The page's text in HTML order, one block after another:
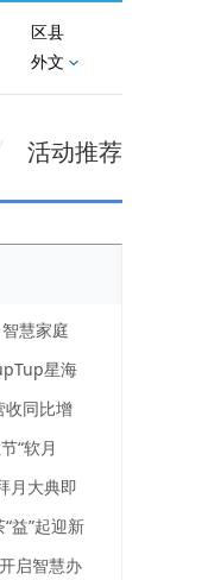
区县
外文
活动推荐
慧家庭
星海
收同比增
“软月
月大典即
益”起迎新
启智慧办